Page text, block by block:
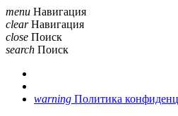
menu Навигация
clear Навигация
close Поиск
search Поиск
warning Политика